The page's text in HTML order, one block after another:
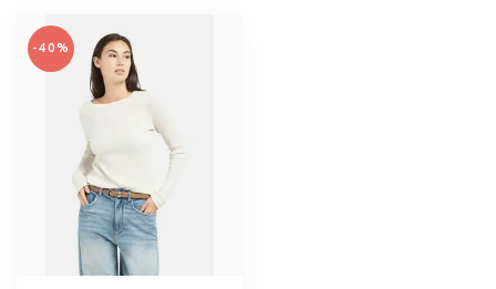
-40%